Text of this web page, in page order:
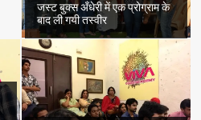
जस्ट बुक्स अँधेरी में एक प्रोग्राम के
बाद ली गयी तस्वीर